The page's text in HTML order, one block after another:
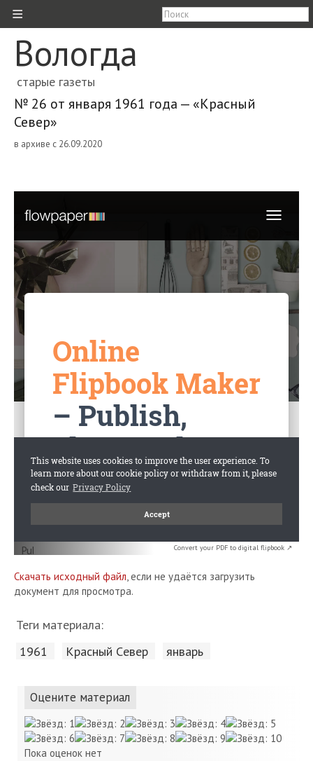
≡
Вологда
старые газеты
№ 26 от января 1961 года — «Красный
Север»
в архиве с 26.09.2020
Convert your PDF to digital flipbook ↗
Скачать исходный файл, если не удаётся загрузить
документ для просмотра.
Теги материала:
1961 Красный Cевер январь
Оцените материал
Пока оценок нет